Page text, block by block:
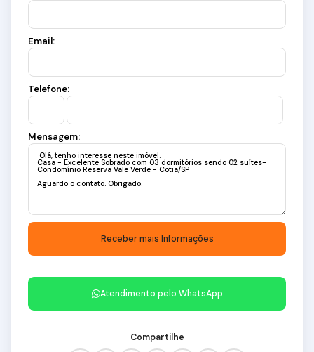
Email:
Telefone:
Mensagem:
Atendimento pelo WhatsApp
Compartilhe